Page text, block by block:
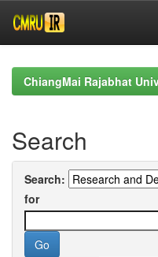
navigationChiangMai Rajabhat
Search
Search:
for